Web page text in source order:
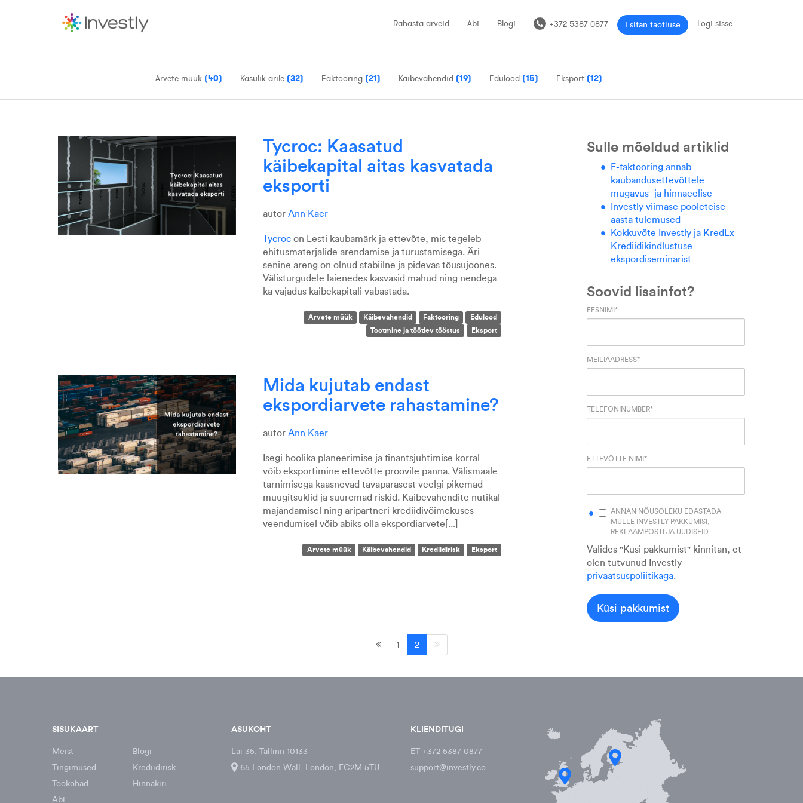
Logi sisse
Esitan taotluse
+372 5387 0877
Rahasta arveid Abi Blogi
Arvete müük (40) Kasulik ärile (32) Faktooring (21) Käibevahendid (19) Edulood (15) Eksport (12)
Tycroc: Kaasatud
käibekapital aitas kasvatada
eksporti
autor Ann Kaer
Tycrocon Eesti kaubamärk ja ettevõte, mis tegeleb
ehitusmaterjalide arendamise ja turustamisega. Äri
senine areng on olnud stabiilne ja pidevas tõusujoones.
Välisturgudele laienedes kasvasid mahud ning nendega
ka vajadus käibekapitali vabastada.
Arvete müük Käibevahendid Faktooring
Edulood
Tootmine ja töötlev tööstus
Eksport
Mida kujutab endast
ekspordiarvete rahastamine?
autor Ann Kaer
Isegi hoolika planeerimise ja finantsjuhtimise korral
võib eksportimine ettevõtte proovile panna. Välismaale
tarnimisega kaasnevad tavapärasest veelgi pikemad
müügitsüklid ja suuremad riskid. Käibevahendite nutikal
majandamisel ning äripartneri krediidivõimekuses
veendumisel võib abiks olla ekspordiarvete[...]
Arvete müük Käibevahendid Krediidirisk Eksport
Sulle mõeldud artiklid
E-faktooring annab
kaubandusettevõttele
mugavus- ja hinnaeelise
Investly viimase pooleteise
aasta tulemused
Kokkuvõte Investly ja KredEx
Krediidikindlustuse
ekspordiseminarist
Soovid lisainfot?
EESNIMI *
MEILIAADRESS*
TELEFONINUMBER*
ETTEVÕTTE NIMI *
ANNAN NÕUSOLEKU EDASTADA
MULLE INVESTLY PAKKUMISI,
REKLAAMPOSTI JA UUDISEID
Valides "Küsi pakkumist" kinnitan, et
olen tutvunud Investly
privaatsuspoliitikaga.
1 2
SISUKAART
Meist
Blogi
Tingimused
Krediidirisk
Töökohad
Hinnakiri
Abi
ASUKOHT
Lai 35, Tallinn 10133
65 London Wall, London, EC2M 5TU
KLIENDITUGI
ET +372 5387 0877
support@investly.co